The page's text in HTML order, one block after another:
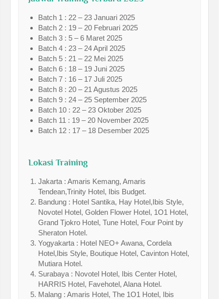
Batch 1 : 22 – 23 Januari 2025
Batch 2 : 19 – 20 Februari 2025
Batch 3 : 5 – 6 Maret 2025
Batch 4 : 23 – 24 April 2025
Batch 5 : 21 – 22 Mei 2025
Batch 6 : 18 – 19 Juni 2025
Batch 7 : 16 – 17 Juli 2025
Batch 8 : 20 – 21 Agustus 2025
Batch 9 : 24 – 25 September 2025
Batch 10 : 22 – 23 Oktober 2025
Batch 11 : 19 – 20 November 2025
Batch 12 : 17 – 18 Desember 2025
Lokasi Training
Jakarta : Amaris Kemang, Amaris
Tendean,Trinity Hotel, Ibis Budget.
Bandung : Hotel Santika, Hay Hotel,Ibis Style,
Novotel Hotel, Golden Flower Hotel, 1O1 Hotel,
Grand Tjokro Hotel, Tune Hotel, Four Point by
Sheraton Hotel.
Yogyakarta : Hotel NEO+ Awana, Cordela
Hotel,Ibis Style, Boutique Hotel, Cavinton Hotel,
Mutiara Hotel.
Surabaya : Novotel Hotel, Ibis Center Hotel,
HARRIS Hotel, Favehotel, Alana Hotel.
Malang : Amaris Hotel, The 1O1 Hotel, Ibis